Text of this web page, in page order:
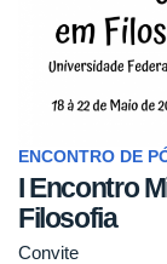
ENCONTRO DE
I Encontro
Filosofia
Convite